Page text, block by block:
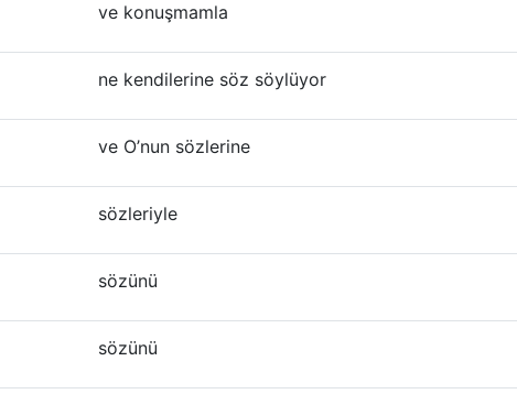
ve konuşmamla
ne kendilerine söz söylüyor
ve O’nun sözlerine
sözleriyle
sözünü
sözünü